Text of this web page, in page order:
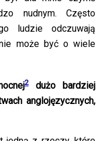
nudnym. Często
ludzie odczuwają
może być o wiele
2dużo bardziej
anglojęzycznych,